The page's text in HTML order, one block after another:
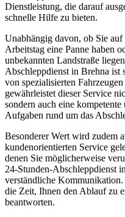
Dienstleistung, die darauf
schnelle Hilfe zu bieten.
Unabhängig davon, ob Sie
Arbeitstag eine Panne haben
unbekannten Landstraße
Abschleppdienst in Brehna ist
von spezialisierten
gewährleistet dieser Service
sondern auch eine
Aufgaben rund um das
Besonderer Wert wird zudem
kundenorientierten Service
denen Sie möglicherweise
24-Stunden-Abschleppdienst
verständliche Kommunikation.
die Zeit, Ihnen den Ablauf zu
beantworten.